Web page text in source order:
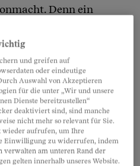
Denn ein
versichert ist das
zum
3124 Franken. So will
und greifen auf
oder eindeutige
Auswahl von Akzeptieren
für die unter „Wir und unsere
Dienste bereitzustellen“
deaktiviert sind, sind manche
nicht mehr so relevant für Sie.
wieder aufrufen, um Ihre
Einwilligung zu widerrufen, indem
verwalten am unteren Rand der
gelten innerhalb unseres Website.